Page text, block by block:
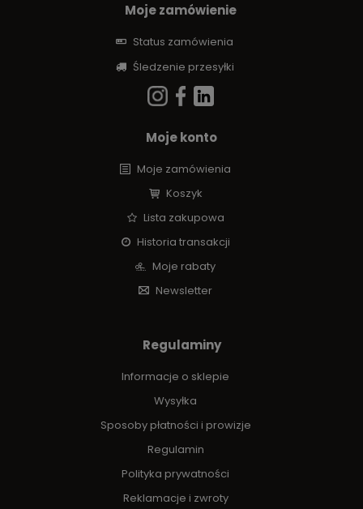
Moje zamówienie
Status zamówienia
Śledzenie przesyłki
Moje konto
Moje zamówienia
Koszyk
Lista zakupowa
Historia transakcji
Moje rabaty
Newsletter
Regulaminy
Informacje o sklepie
Wysyłka
Sposoby płatności i prowizje
Regulamin
Polityka prywatności
Reklamacje i zwroty